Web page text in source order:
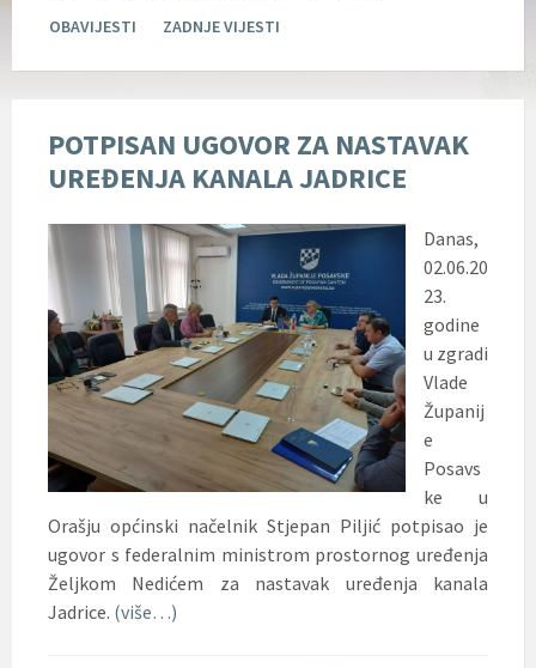
OBAVIJESTI
ZADNJE VIJESTI
POTPISAN UGOVOR ZA NASTAVAK
UREĐENJA KANALA JADRICE
Danas,
02.06.20
23.
godine
u zgradi
Vlade
Županij
e
Posavs
ke u
Orašju općinski načelnik Stjepan Piljić potpisao je
ugovor s federalnim ministrom prostornog uređenja
Željkom Nedićem za nastavak uređenja kanala
Jadrice. (više…)